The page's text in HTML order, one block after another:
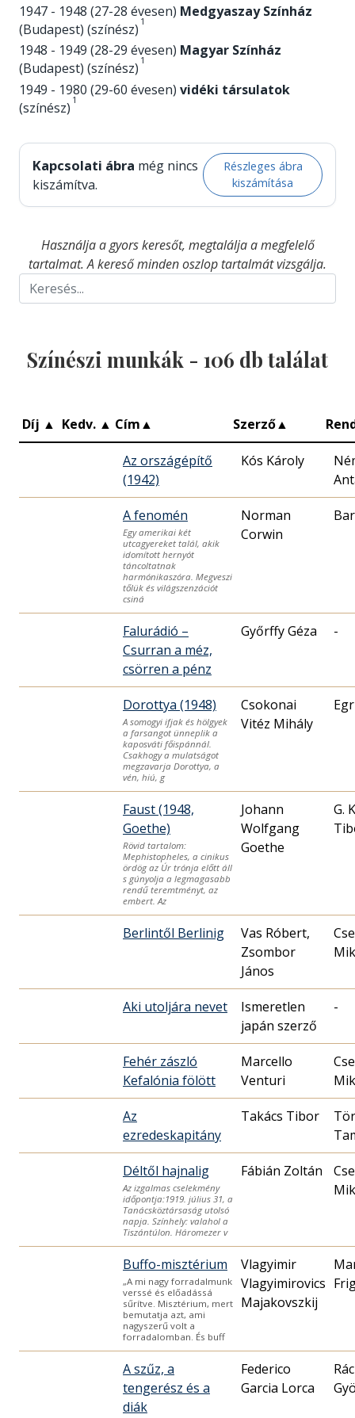
1947 - 1948 (27-28 évesen) Medgyaszay Színház
(Budapest) (színész) 1
1948 - 1949 (28-29 évesen) Magyar Színház
(Budapest) (színész) 1
1949 - 1980 (29-60 évesen) vidéki társulatok
(színész) 1
Kapcsolati ábra még nincs
kiszámítva.
Részleges ábra
kiszámítása
Használja a gyors keresőt, megtalálja a megfelelő
tartalmat. A kereső minden oszlop tartalmát vizsgálja.
Színészi munkák - 106 db találat
Díj ▲ Kedv. ▲ Cím▲ Szerző▲
Az országépítő
(1942)
Kós Károly
A fenomén
Egy amerikai két
utcagyereket talál, akik
idomított hernyót
táncoltatnak
harmónikaszóra. Megveszi
tőlük és világszenzációt
csiná
Norman
Corwin
Falurádió –
Csurran a méz,
csörren a pénz
Győrffy Géza -
Dorottya (1948)
A somogyi ifjak és hölgyek
a farsangot ünneplik a
kaposváti főispánnál.
Csakhogy a mulatságot
megzavarja Dorottya, a
vén, hiú, g
Csokonai
Vitéz Mihály
Faust (1948,
Goethe)
Rövid tartalom:
Mephistopheles, a cinikus
ördög az Úr trónja előtt áll
s gúnyolja a legmagasabb
rendű teremtményt, az
embert. Az
Johann
Wolfgang
Goethe
G.
Berlintől Berlinig
Vas Róbert,
Zsombor
János
Aki utoljára nevet
Ismeretlen
japán szerző
-
Fehér zászló
Kefalónia fölött
Marcello
Venturi
Az
ezredeskapitány
Takács Tibor
Déltől hajnalig
Az izgalmas cselekmény
időpontja:1919. július 31, a
Tanácsköztársaság utolsó
napja. Színhely: valahol a
Tiszántúlon. Háromezer v
Fábián Zoltán
Buffo-misztérium
„A mi nagy forradalmunk
verssé és előadássá
sűrítve. Misztérium, mert
bemutatja azt, ami
nagyszerű volt a
forradalomban. És buff
Vlagyimir
Vlagyimirovics
Majakovszkij
A szűz, a
tengerész és a
diák
Federico
Garcia Lorca